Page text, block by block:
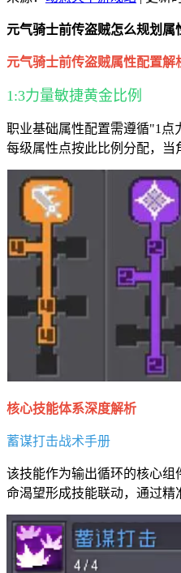
元气骑士前传盗贼怎么规划属
元气骑士前传盗贼属性配置解
1:3力量敏捷黄金比例
职业基础属性配置需遵循"1点
每级属性点按此比例分配，当
核心技能体系深度解析
蓄谋打击战术手册
该技能作为输出循环的核心组
命渴望形成技能联动，通过精